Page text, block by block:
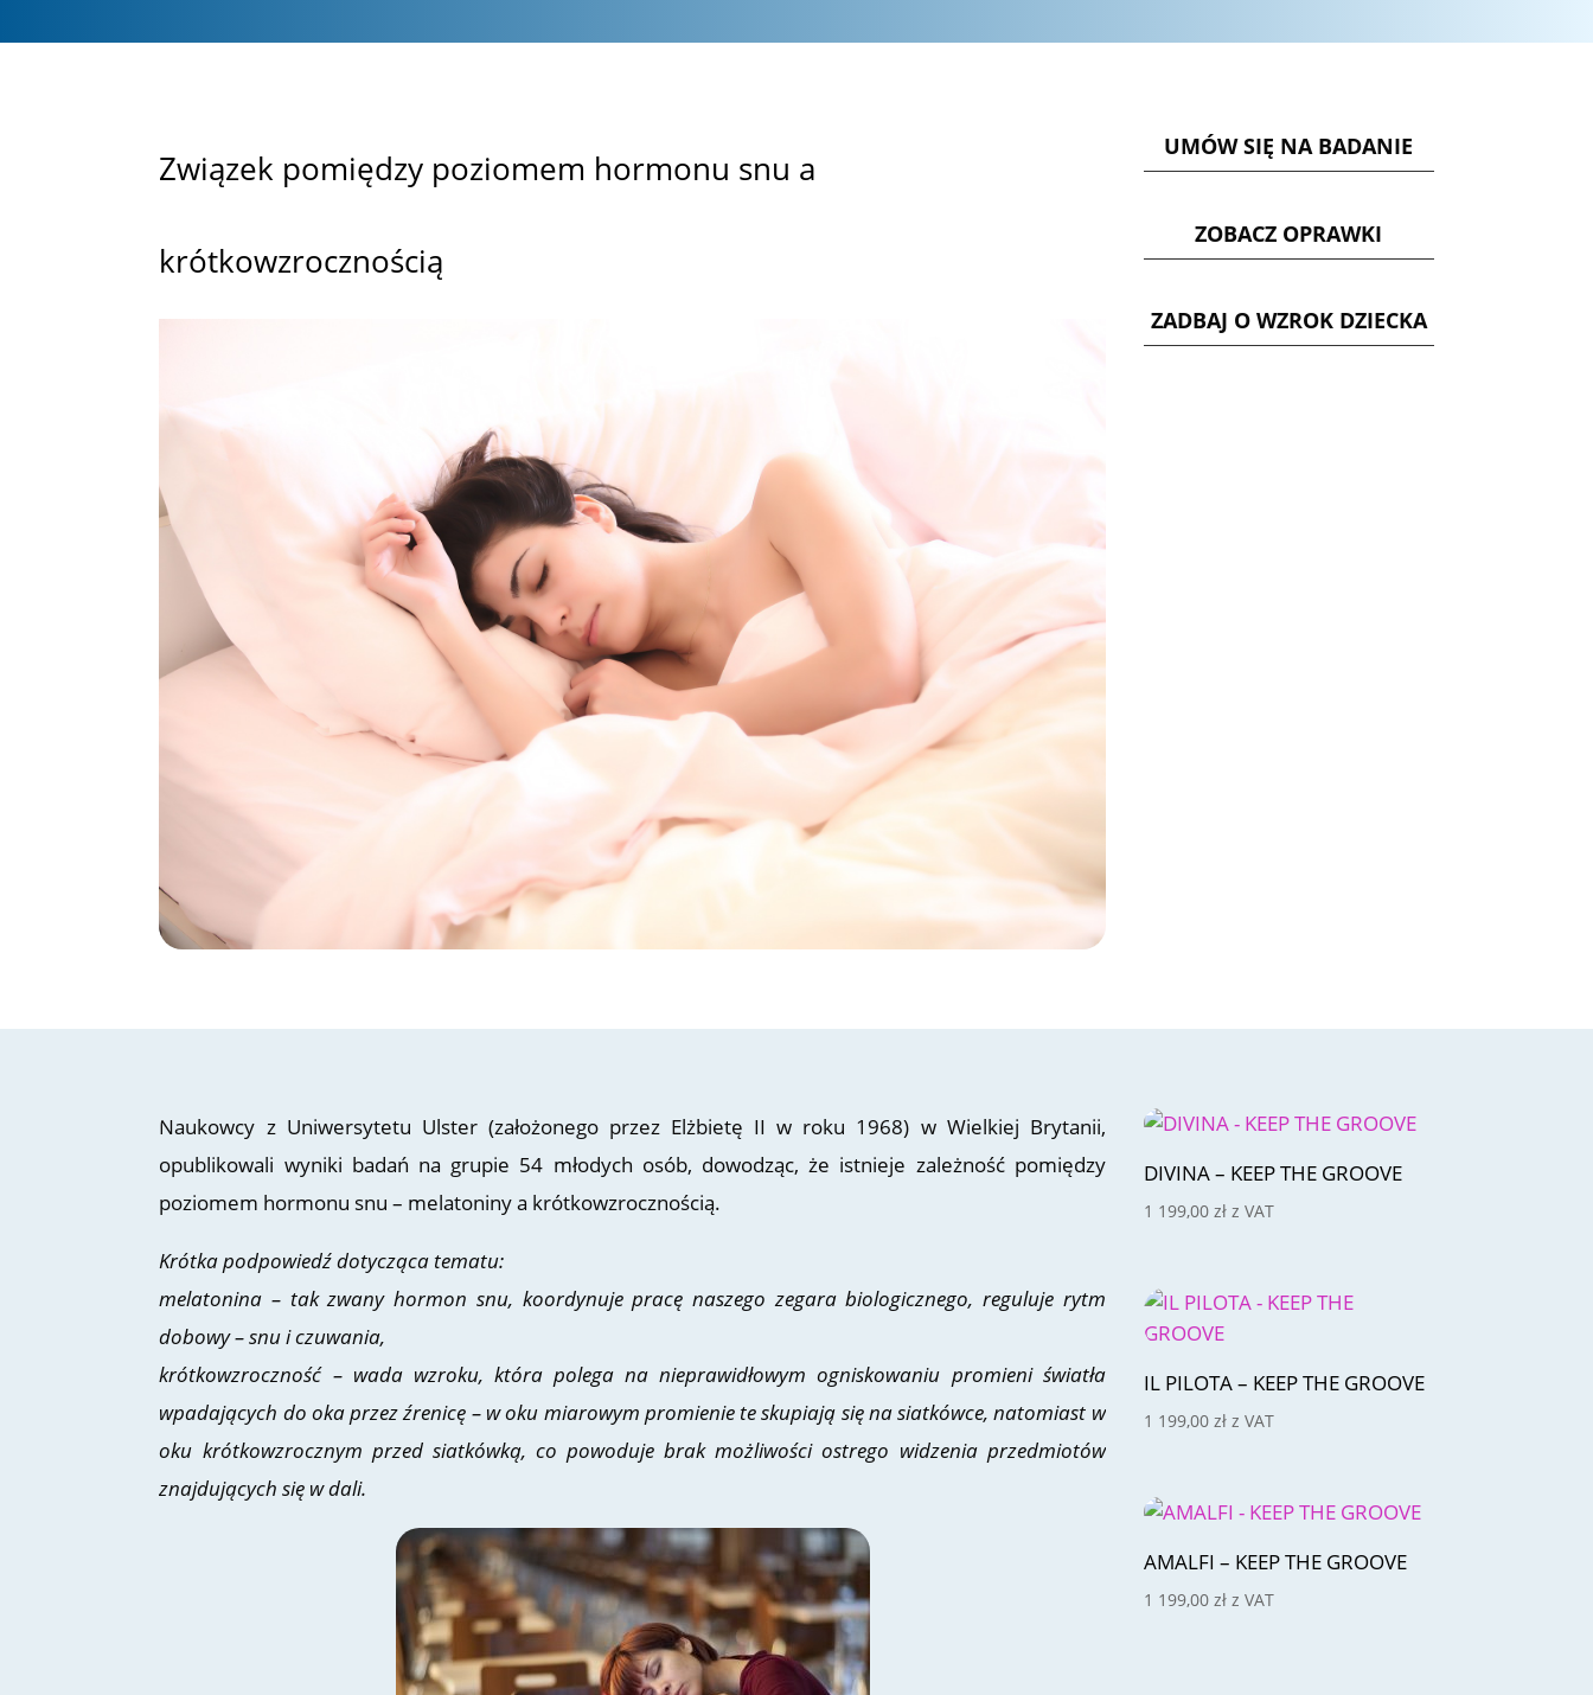
Związek pomiędzy poziomem hormonu snu a
krótkowzrocznością
UMÓW SIĘ NA BADANIE
ZOBACZ OPRAWKI
ZADBAJ O WZROK DZIECKA
Naukowcy z Uniwersytetu Ulster (założonego przez Elżbietę II w roku 1968) w Wielkiej Brytanii,
opublikowali wyniki badań na grupie 54 młodych osób, dowodząc, że istnieje zależność pomiędzy
poziomem hormonu snu – melatoniny a krótkowzrocznością.
Krótka podpowiedź dotycząca tematu:
melatonina – tak zwany hormon snu, koordynuje pracę naszego zegara biologicznego, reguluje rytm
dobowy – snu i czuwania,
krótkowzroczność – wada wzroku, która polega na nieprawidłowym ogniskowaniu promieni światła
wpadających do oka przez źrenicę – w oku miarowym promienie te skupiają się na siatkówce, natomiast w
oku krótkowzrocznym przed siatkówką, co powoduje brak możliwości ostrego widzenia przedmiotów
znajdujących się w dali.
DIVINA – KEEP THE GROOVE
1 199,00 zł z VAT
IL PILOTA – KEEP THE GROOVE
1 199,00 zł z VAT
AMALFI – KEEP THE GROOVE
1 199,00 zł z VAT